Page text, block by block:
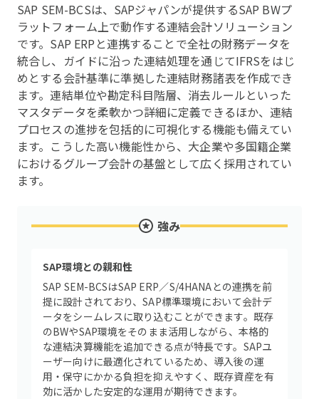
SAP SEM-BCSは、SAPジャパンが提供するSAP BWプ
ラットフォーム上で動作する連結会計ソリューション
です。SAP ERPと連携することで全社の財務データを
統合し、ガイドに沿った連結処理を通じてIFRSをはじ
めとする会計基準に準拠した連結財務諸表を作成でき
ます。連結単位や勘定科目階層、消去ルールといった
マスタデータを柔軟かつ詳細に定義できるほか、連結
プロセスの進捗を包括的に可視化する機能も備えてい
ます。こうした高い機能性から、大企業や多国籍企業
におけるグループ会計の基盤として広く採用されてい
ます。
強み
SAP環境との親和性
SAP SEM-BCSはSAP ERP／S/4HANAとの連携を前
提に設計されており、SAP標準環境において会計デ
ータをシームレスに取り込むことができます。既存
のBWやSAP環境をそのまま活用しながら、本格的
な連結決算機能を追加できる点が特長です。SAPユ
ーザー向けに最適化されているため、導入後の運
用・保守にかかる負担を抑えやすく、既存資産を有
効に活かした安定的な運用が期待できます。